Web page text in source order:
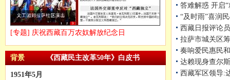
[专题] 庆祝西藏百万农奴解放纪念日
背景《西藏民主改革50年》白皮书
1951年5月
答难解惑 开启
“及时雨”喜润
西藏日报评论
拉萨市城关区
奏响爱民惠民
达赖现身查尔
西藏军区领导: